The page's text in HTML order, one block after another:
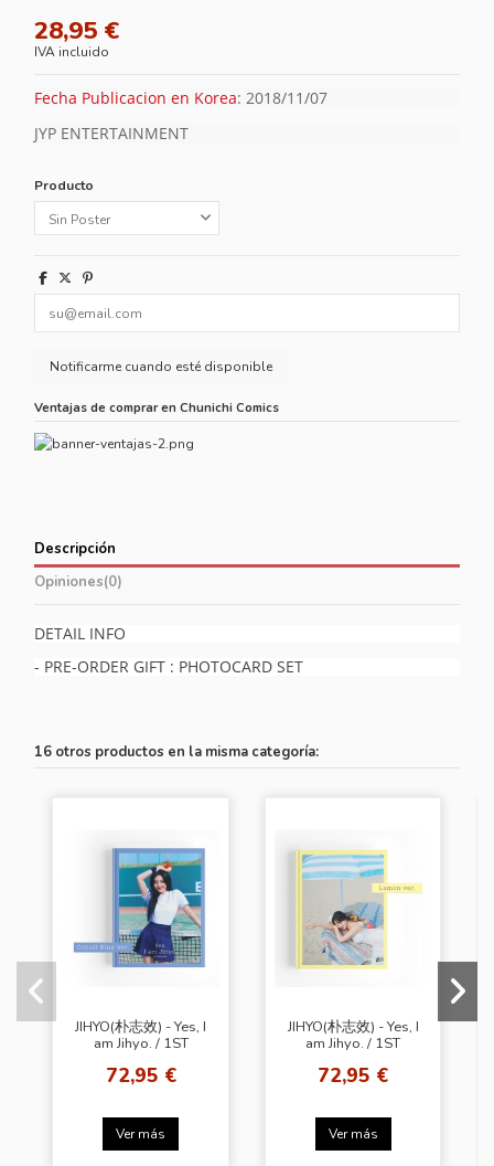
28,95 €
IVA incluido
Fecha Publicacion en Korea: 2018/11/07
JYP ENTERTAINMENT
Producto
Ventajas de comprar en Chunichi Comics
Descripción
Opiniones(0)
DETAIL INFO
- PRE-ORDER GIFT : PHOTOCARD SET
16 otros productos en la misma categoría:
JIHYO(朴志效) - Yes, I
am Jihyo. / 1ST
Blue Ver.]
72,95 €
Ver más
JIHYO(朴志效) - Yes, I
am Jihyo. / 1ST
Ver.]
72,95 €
Ver más